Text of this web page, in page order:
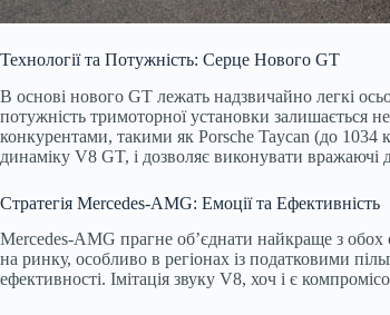
Технології та Потужність: Серце Нового GT
В основі нового GT лежать надзвичайно легкі
потужність тримоторної установки залишається
конкурентами, такими як Porsche Taycan (до 1034
динаміку V8 GT, і дозволяє виконувати вражаючі
Стратегія Mercedes-AMG: Емоції та Ефективність
Mercedes-AMG прагне об’єднати найкраще з обох
на ринку, особливо в регіонах із податковими
ефективності. Імітація звуку V8, хоч і є